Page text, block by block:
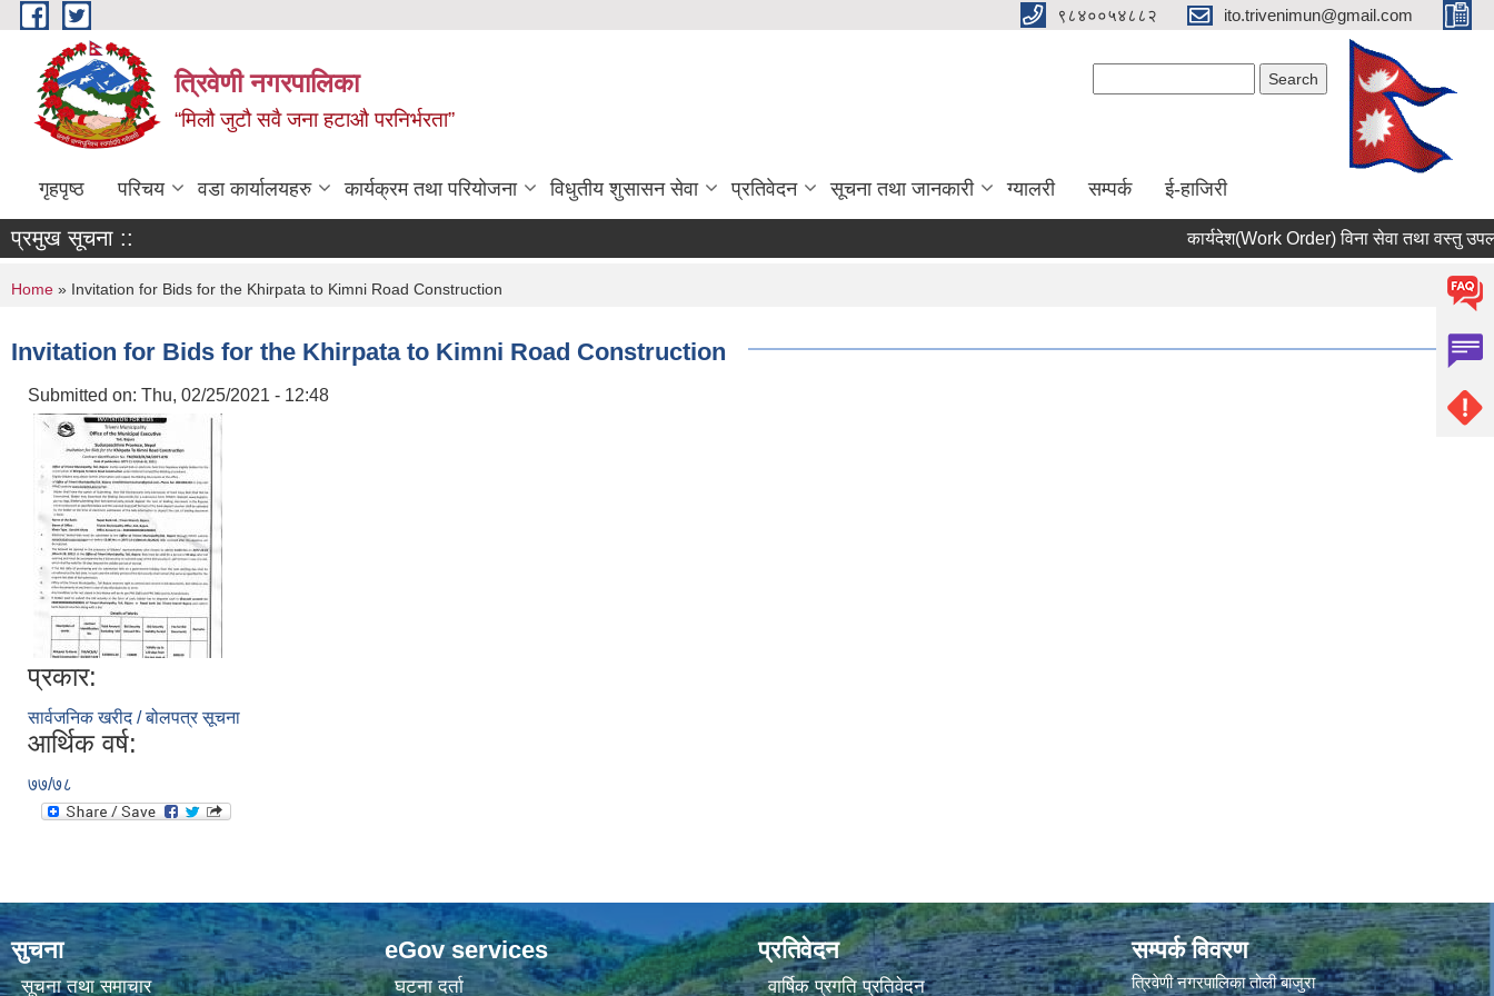
Skip to main content ९८४००५४८८२ ito.trivenimun@gmail.com
त्रिवेणी नगरपालिका
“मिलौ जुटौ सवै जना हटाऔ परनिर्भरता”
गृहपृष्ठ परिचय वडा कार्यालयहरु कार्यक्रम तथा परियोजना विधुतीय शुसासन सेवा प्रतिवेदन सूचना तथा जानकारी ग्यालरी सम्पर्क ई-हाजिरी
प्रमुख सूचना :: कार्यदेश(Work Order) विना सेवा तथा वस्तु
You are here
Home » Invitation for Bids for the Khirpata to Kimni Road Construction
Invitation for Bids for the Khirpata to Kimni Road Construction
Submitted on: Thu, 02/25/2021 - 12:48
प्रकार:
सार्वजनिक खरीद / बोलपत्र सूचना
आर्थिक वर्ष:
७७/७८
सुचना
सूचना तथा समाचार
eGov services
घटना दर्ता
प्रतिवेदन
वार्षिक प्रगति प्रतिवेदन
सम्पर्क विवरण
त्रिवेणी नगरपालिका तोली बाजुरा